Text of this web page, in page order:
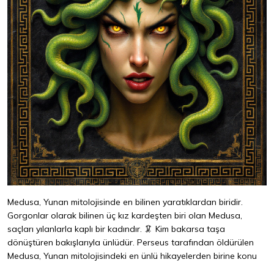
Medusa, Yunan mitolojisinde en bilinen yaratıklardan biridir.
Gorgonlar olarak bilinen üç kız kardeşten biri olan Medusa,
saçları yılanlarla kaplı bir kadındır. 🦑 Kim bakarsa taşa
dönüştüren bakışlarıyla ünlüdür. Perseus tarafından öldürülen
Medusa, Yunan mitolojisindeki en ünlü hikayelerden birine konu